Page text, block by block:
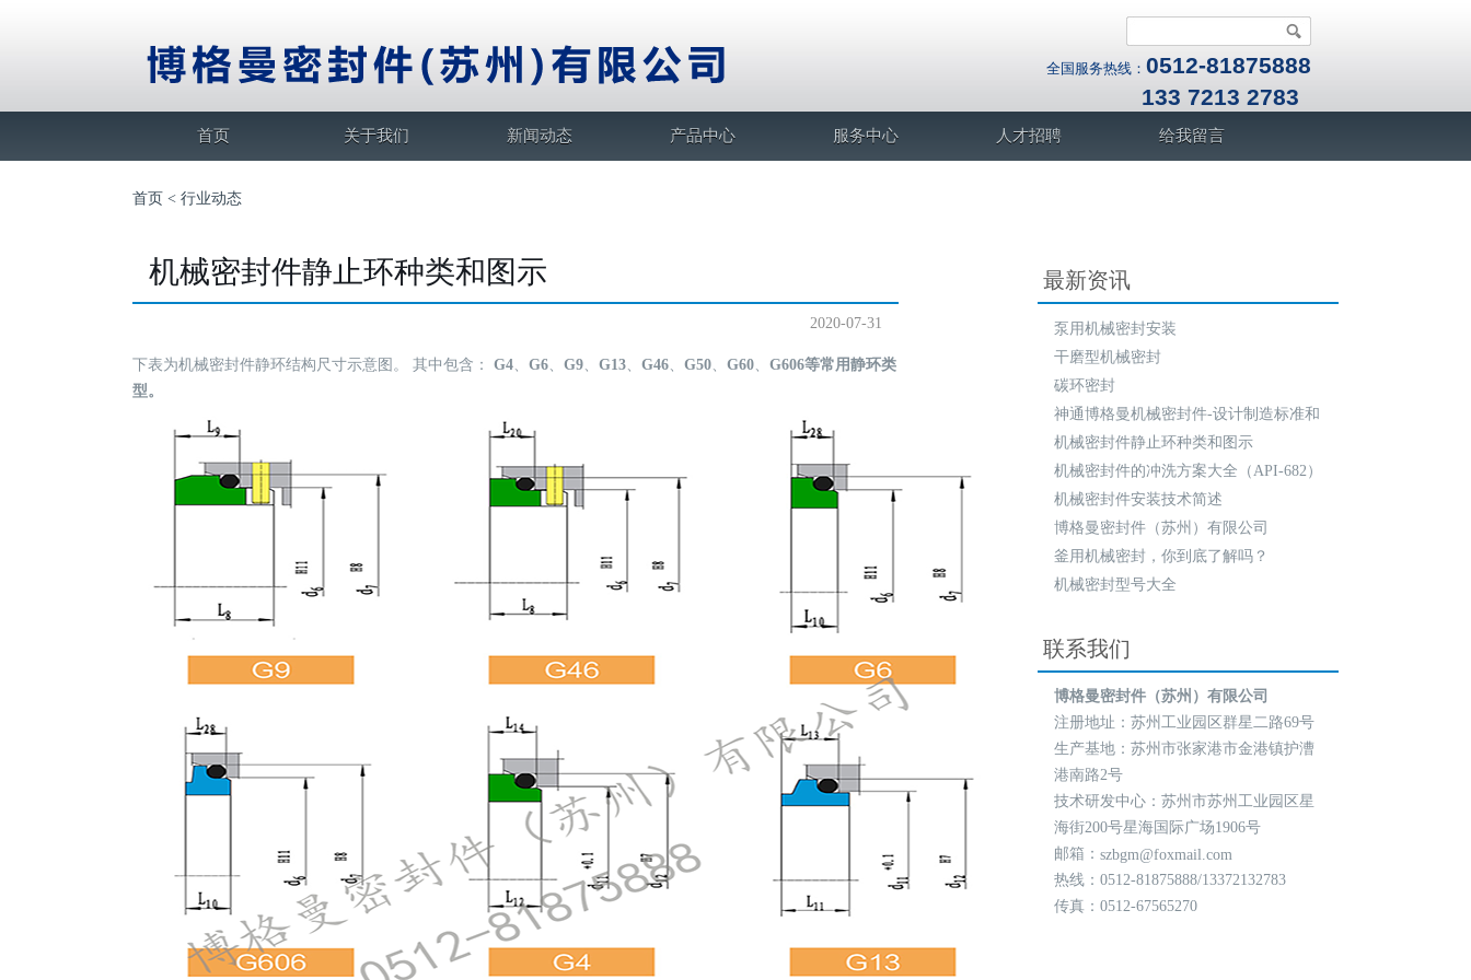
全国服务热线： 0512-81875888
133 7213 2783
首页 关于我们 新闻动态 产品中心 服务中心 人才招聘 给我留言
首页 < 行业动态
机械密封件静止环种类和图示
2020-07-31
下表为机械密封件静环结构尺寸示意图。 其中包含： G4、 G6、 G9、 G13、 G46、 G50、 G60、 G606等常用静环类
型。
最新资讯
泵用机械密封安装
干磨型机械密封
碳环密封
神通博格曼机械密封件-设计制造标准和
规范
机械密封件静止环种类和图示
机械密封件的冲洗方案大全（API-682）
机械密封件安装技术简述
博格曼密封件（苏州）有限公司
釜用机械密封，你到底了解吗？
机械密封型号大全
联系我们
博格曼密封件（苏州）有限公司
注册地址 ：苏州工业园区群星二路69号
生产基地：苏州市张家港市金港镇护漕
港南路2号
技术研发中心 ：苏州市苏州工业园区星
海街200号星海国际广场1906号
邮箱： szbgm@foxmail.com
热线：0512-81875888/13372132783
传真：0512-67565270